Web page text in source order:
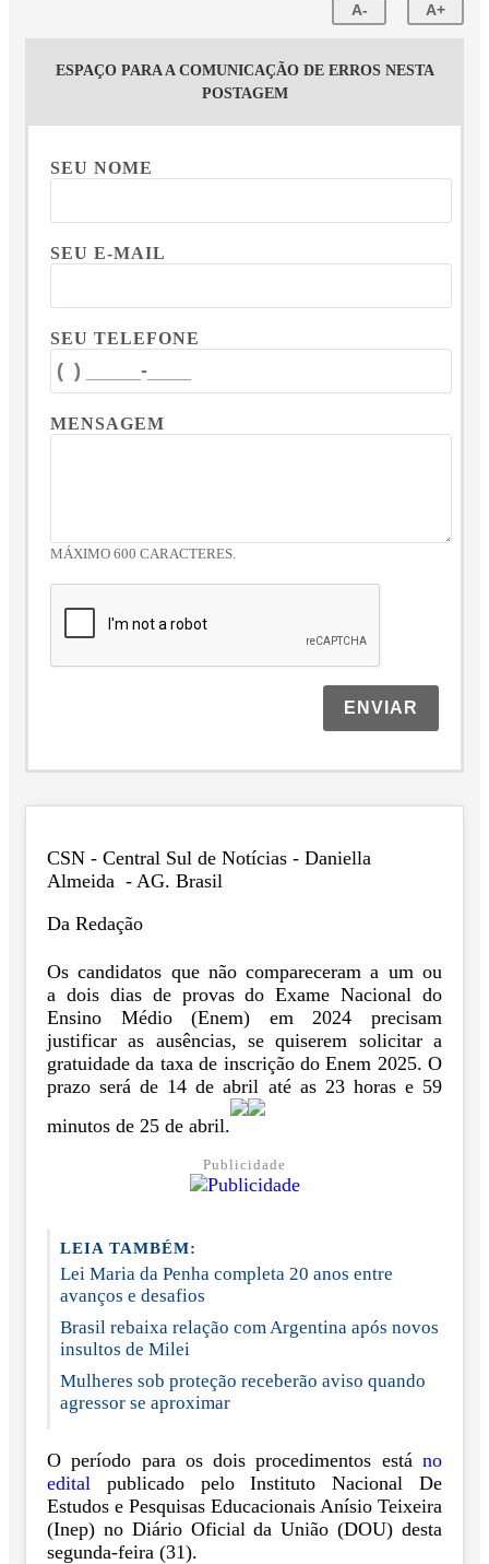
A- A+
ESPAÇO PARA A COMUNICAÇÃO DE ERROS NESTA
POSTAGEM
SEU NOME
SEU E-MAIL
SEU TELEFONE
MENSAGEM
MÁXIMO 600 CARACTERES.
ENVIAR
CSN - Central Sul de Notícias - Daniella
Almeida - AG. Brasil
Da Redação
Os candidatos que não compareceram a um ou
a dois dias de provas do Exame Nacional do
Ensino Médio (Enem) em 2024 precisam
justificar as ausências, se quiserem solicitar a
gratuidade da taxa de inscrição do Enem 2025. O
prazo será de 14 de abril até as 23 horas e 59
minutos de 25 de abril.
Publicidade
LEIA TAMBÉM:
Lei Maria da Penha completa 20 anos entre
avanços e desafios
Brasil rebaixa relação com Argentina após novos
insultos de Milei
Mulheres sob proteção receberão aviso quando
agressor se aproximar
O período para os dois procedimentos está no
edital publicado pelo Instituto Nacional De
Estudos e Pesquisas Educacionais Anísio Teixeira
(Inep) no Diário Oficial da União (DOU) desta
segunda-feira (31).